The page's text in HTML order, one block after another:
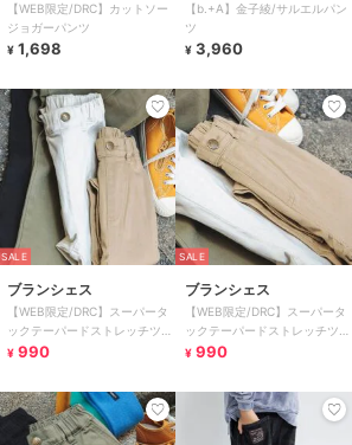
【WEB限定/DRC】カットソー
ジョガーパンツ
¥ 1,698
【b.+A】金子綾/サルエルパン
ツ
¥ 3,960
SALE
ブランシェス
【WEB限定/DRC】スーパータ
ックテーパードストレッチツイ
ルパンツ
¥ 990
SALE
ブランシェス
【WEB限定/DRC】スーパータ
ックテーパードストレッチツイ
ルパンツ
¥ 990